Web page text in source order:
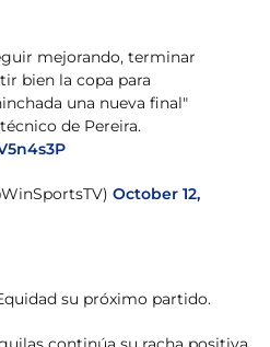
mejorando, terminar
bien la copa para
una nueva final"
de Pereira.
October 12,
su próximo partido.